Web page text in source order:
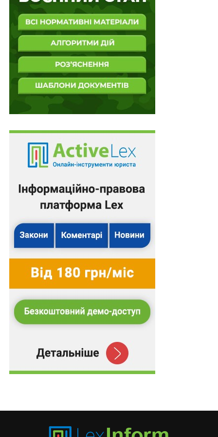
Ця справа розглядалася в судах понад три роки й
добряче виснажила всіх учасників процесу. Не
отримавши задовільних результатів, бізнесмен і
пайовики вимушені були сісти за стіл переговорів і,
зрештою, укласти мирову угоду. Бізнесмен повернув
попереднім власникам незаконно здобуту землю. І,
що дуже цікаво, зробив це на підставі договору
дарування земельної ділянки, що й було відповідним
чином зафіксовано в земельному кадастрі.
Однак сьогодні далеко не всім власникам стає
наснаги довести до кінця розпочату земельний спір, й
далеко не кожен із них готовий витрачати роки на
захист своїх інтересів і гроші на оплату судового
збору та послуг адвокатів. Та коли мораторій на
продаж землі буде скасовано, паї можна буде
прогресії зросте й кількість земельних спорів.
Проте й тоді, і сьогодні, якщо ваше право власності
було порушено, я б не радила відразу писати заяву та
бігти до суду. Потрібно чітко зрозуміти проблему й
спори, в яких одна зі сторін — фізична особа,
вирішуються в судах загальної юрисдикції. Будь це
визнання недійсними договорів купівлі-продажу,
відшкодування шкоди. Якщо мова про відносини
юридичних осіб або фізичних осіб-підприємців, треба
звертатися до господарського суду. А питання
адміністративного суду впливає вибір способу
захисту, який обумовлює формулювання конкретних